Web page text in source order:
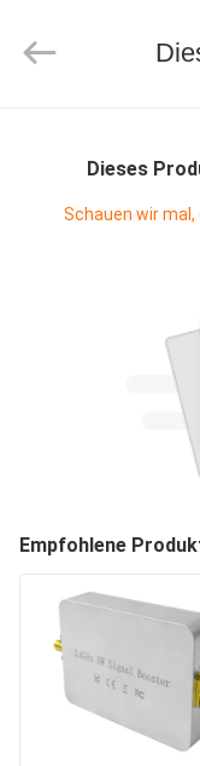
PRODUKTE
TRETEN
UNS
Rights
Reserved.
Dieses
Schauen wir
Empfohlene